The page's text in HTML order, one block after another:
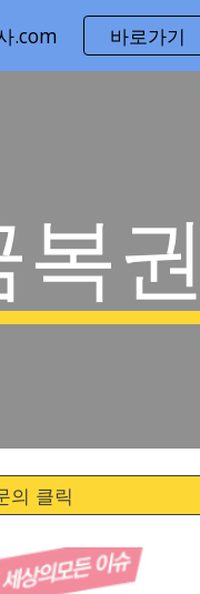
Skip to navigation
.com 바로가기
권
의 클릭